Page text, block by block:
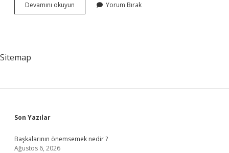
Devamını okuyun
Ve
Yorum Bırak
Sitemap
Sidebar
Son Yazılar
Başkalarının önemsemek nedir ?
Ağustos 6, 2026